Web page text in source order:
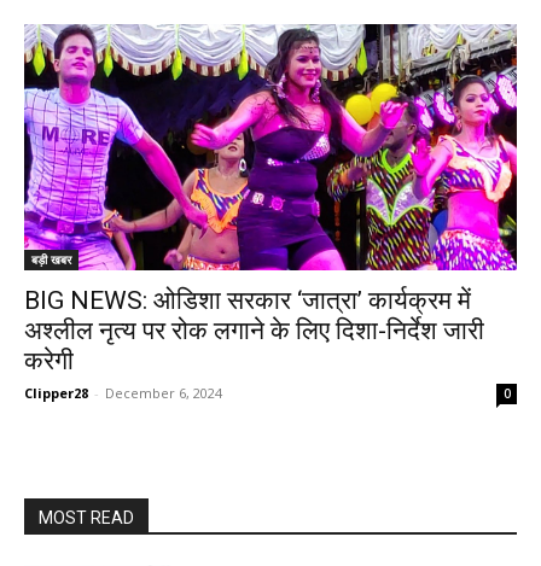
बड़ी खबर
BIG NEWS: ओडिशा सरकार ‘जात्रा’ कार्यक्रम में
अश्लील नृत्य पर रोक लगाने के लिए दिशा-निर्देश जारी
करेगी
Clipper28 - December 6, 2024 0
MOST READ